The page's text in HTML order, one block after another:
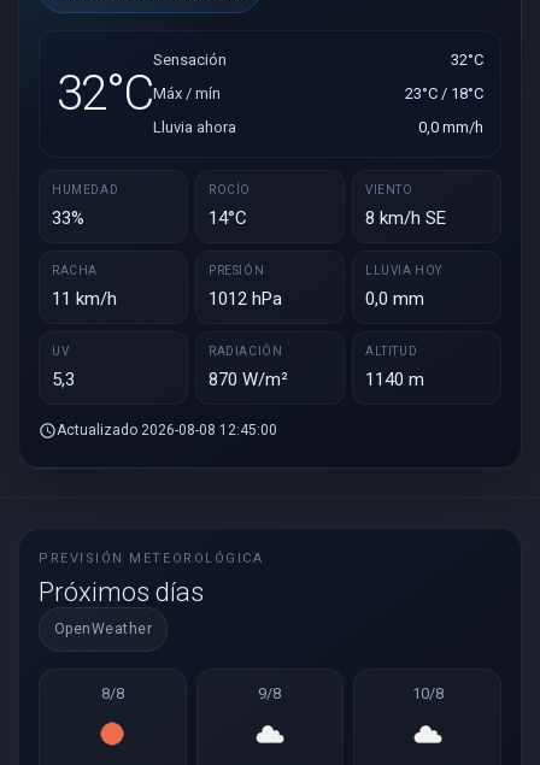
32°C
Sensación
32°C
Máx / mín
23°C / 18°C
Lluvia ahora
0,0 mm/h
HUMEDAD
33%
ROCÍO
14°C
VIENTO
8 km/h SE
RACHA
11 km/h
PRESIÓN
1012 hPa
LLUVIA HOY
0,0 mm
UV
5,3
RADIACIÓN
870 W/m²
ALTITUD
1140 m
scheduleActualizado 2026-08-08 12:45:00
PREVISIÓN METEOROLÓGICA
Próximos días
OpenWeather
8/8 9/8 10/8